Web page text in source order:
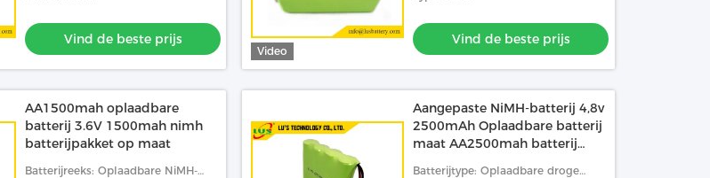
nimh
Vind de beste prijs
Video
Vind de beste prijs
AA1500mah oplaadbare
batterij 3.6V 1500mah nimh
batterijpakket op maat
Batterijreeks: Oplaadbare NiMH-
Aangepaste NiMH-batterij 4,8v
2500mAh Oplaadbare batterij
maat AA2500mah batterij
Batterijtype: Oplaadbare droge